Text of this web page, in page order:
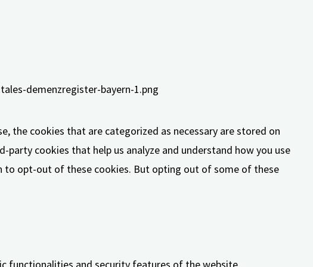
the cookies that are categorized as necessary are stored on
cookies that help us analyze and understand how you use
to opt-out of these cookies. But opting out of some of these
functionalities and security features of the website,